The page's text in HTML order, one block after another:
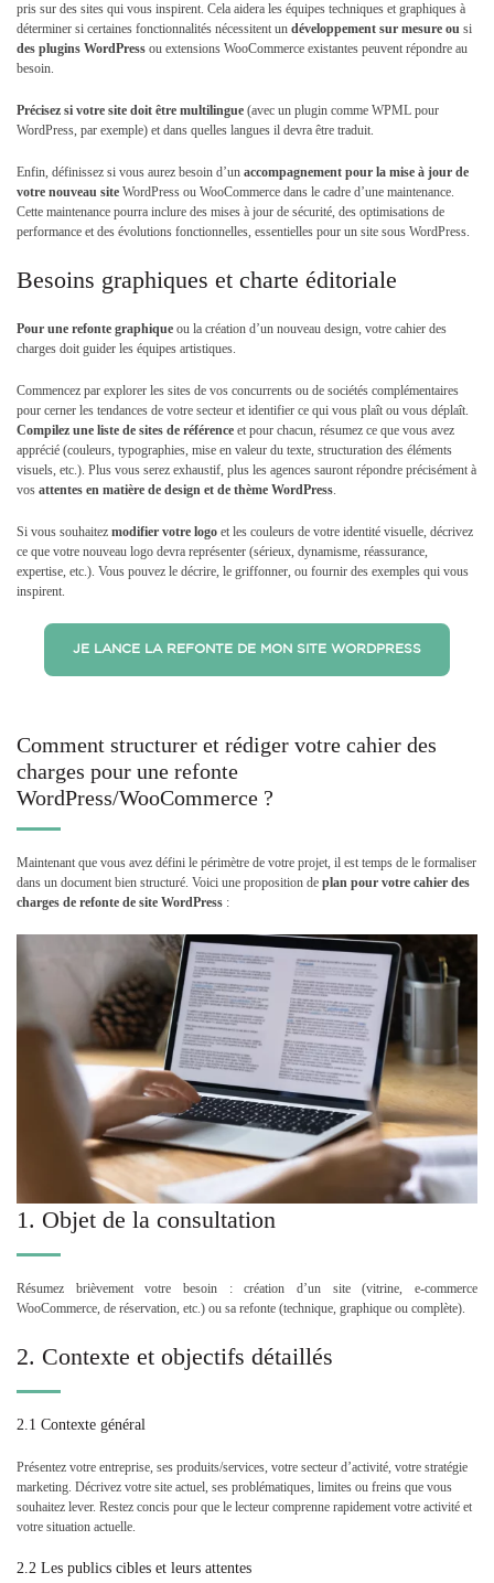
pris sur des sites qui vous inspirent. Cela aidera les équipes techniques et graphiques à
déterminer si certaines fonctionnalités nécessitent un développement sur mesure ou si
des plugins WordPress ou extensions WooCommerce existantes peuvent répondre au
besoin.
Précisez si votre site doit être multilingue (avec un plugin comme WPML pour
WordPress, par exemple) et dans quelles langues il devra être traduit.
Enfin, définissez si vous aurez besoin d’un accompagnement pour la mise à jour de
votre nouveau site WordPress ou WooCommerce dans le cadre d’une maintenance.
Cette maintenance pourra inclure des mises à jour de sécurité, des optimisations de
performance et des évolutions fonctionnelles, essentielles pour un site sous WordPress.
Besoins graphiques et charte éditoriale
Pour une refonte graphique ou la création d’un nouveau design, votre cahier des
charges doit guider les équipes artistiques.
Commencez par explorer les sites de vos concurrents ou de sociétés complémentaires
pour cerner les tendances de votre secteur et identifier ce qui vous plaît ou vous déplaît.
Compilez une liste de sites de référence et pour chacun, résumez ce que vous avez
apprécié (couleurs, typographies, mise en valeur du texte, structuration des éléments
visuels, etc.). Plus vous serez exhaustif, plus les agences sauront répondre précisément à
vos attentes en matière de design et de thème WordPress.
Si vous souhaitez modifier votre logo et les couleurs de votre identité visuelle, décrivez
ce que votre nouveau logo devra représenter (sérieux, dynamisme, réassurance,
expertise, etc.). Vous pouvez le décrire, le griffonner, ou fournir des exemples qui vous
inspirent.
JE LANCE LA REFONTE DE MON SITE WORDPRESS
Comment structurer et rédiger votre cahier des
charges pour une refonte
WordPress/WooCommerce ?
Maintenant que vous avez défini le périmètre de votre projet, il est temps de le formaliser
dans un document bien structuré. Voici une proposition de plan pour votre cahier des
charges de refonte de site WordPress :
1. Objet de la consultation
Résumez brièvement votre besoin : création d’un site (vitrine, e-commerce
WooCommerce, de réservation, etc.) ou sa refonte (technique, graphique ou complète).
2. Contexte et objectifs détaillés
2.1 Contexte général
Présentez votre entreprise, ses produits/services, votre secteur d’activité, votre stratégie
marketing. Décrivez votre site actuel, ses problématiques, limites ou freins que vous
souhaitez lever. Restez concis pour que le lecteur comprenne rapidement votre activité et
votre situation actuelle.
2.2 Les publics cibles et leurs attentes